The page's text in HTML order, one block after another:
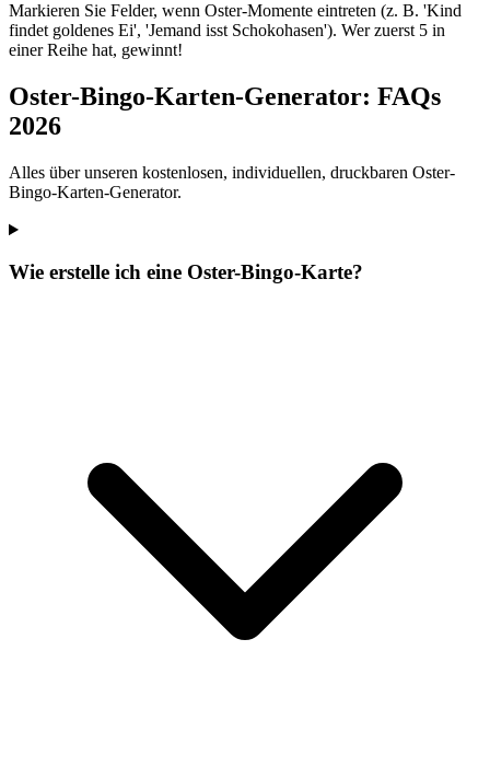
Markieren Sie Felder, wenn Oster-Momente eintreten (z. B. 'Kind
findet goldenes Ei', 'Jemand isst Schokohasen'). Wer zuerst 5 in
einer Reihe hat, gewinnt!
Oster-Bingo-Karten-Generator: FAQs
2026
Alles über unseren kostenlosen, individuellen, druckbaren Oster-
Bingo-Karten-Generator.
Wie erstelle ich eine Oster-Bingo-Karte?